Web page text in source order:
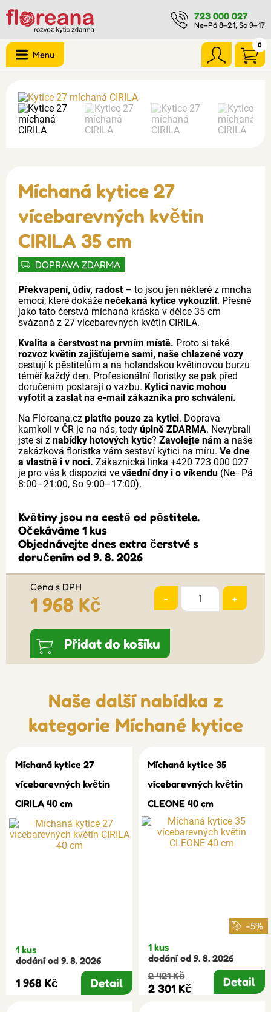
723 000 027
Ne–Pá 8–21, So 9–17
0
Menu
Míchaná kytice 27
vícebarevných květin
CIRILA 35 cm
DOPRAVA ZDARMA
Překvapení, údiv, radost– to jsou jen některé z mnoha
emocí, které dokáže nečekaná kytice vykouzlit. Přesně
jako tato čerstvá míchaná kráska v délce 35 cm
svázaná z 27 vícebarevných květin CIRILA.
Kvalita a čerstvost na prvním místě. Proto si také
rozvoz květin zajišťujeme sami, naše chlazené vozy
cestují k pěstitelům a na holandskou květinovou burzu
téměř každý den. Profesionální floristky se pak před
doručením postarají o vazbu. Kytici navíc mohou
vyfotit a zaslat na e-mail zákazníka pro schválení.
Na Floreana.cz platíte pouze za kytici. Doprava
kamkoli v ČR je na nás, tedy úplně ZDARMA. Nevybrali
jste si z nabídky hotových kytic? Zavolejte nám a naše
zakázková floristka vám sestaví kytici na míru. Ve dne
a vlastně i v noci. Zákaznická linka +420 723 000 027
je pro vás k dispozici ve všední dny i o víkendu (Ne–Pá
8:00–21:00, So 9:00–17:00).
Květiny jsou na cestě od pěstitele.
Očekáváme 1 kus
Objednávejte dnes extra čerstvé s
doručením od 9. 8. 2026
Cena s DPH
1 968 Kč - +
Přidat do košíku
Naše další nabídka z
kategorie Míchané kytice
Míchaná kytice 27
vícebarevných květin
CIRILA 40 cm
1 kus
dodání od 9. 8. 2026
1 968 Kč Detail
Míchaná kytice 35
vícebarevných květin
CLEONE 40 cm
-5%
1 kus
dodání od 9. 8. 2026
2 421 Kč
2 301 Kč Detail